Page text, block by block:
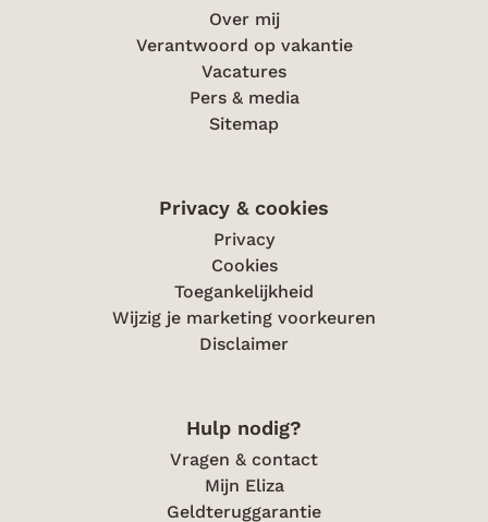
Over mij
Verantwoord op vakantie
Vacatures
Pers & media
Sitemap
Privacy & cookies
Privacy
Cookies
Toegankelijkheid
Wijzig je marketing voorkeuren
Disclaimer
Hulp nodig?
Vragen & contact
Mijn Eliza
Geldteruggarantie